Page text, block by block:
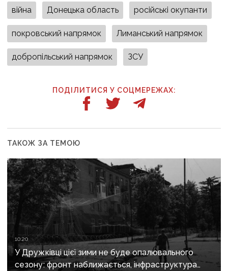
війна Донецька область російські окупанти
покровський напрямок Лиманський напрямок
добропільський напрямок ЗСУ
ПОДІЛИТИСЯ У СОЦМЕРЕЖАХ:
ТАКОЖ ЗА ТЕМОЮ
10:20
У Дружківці цієї зими не буде опалювального
сезону: фронт наближається, інфраструктура